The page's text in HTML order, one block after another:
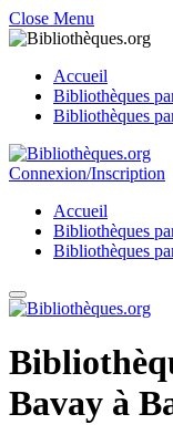
Close Menu
Accueil
Bibliothèques
Bibliothèques
Connexion/Inscription
Accueil
Bibliothèques
Bibliothèques
Bavay à